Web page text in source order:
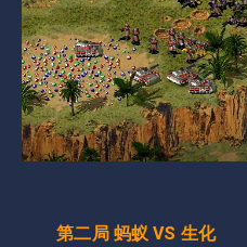
第二局 蚂蚁 VS 生化